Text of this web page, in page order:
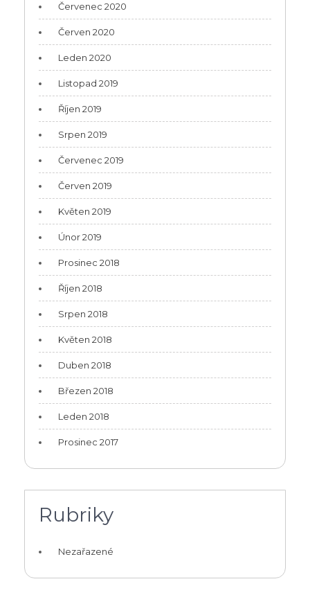
Červenec 2020
Červen 2020
Leden 2020
Listopad 2019
Říjen 2019
Srpen 2019
Červenec 2019
Červen 2019
Květen 2019
Únor 2019
Prosinec 2018
Říjen 2018
Srpen 2018
Květen 2018
Duben 2018
Březen 2018
Leden 2018
Prosinec 2017
Rubriky
Nezařazené